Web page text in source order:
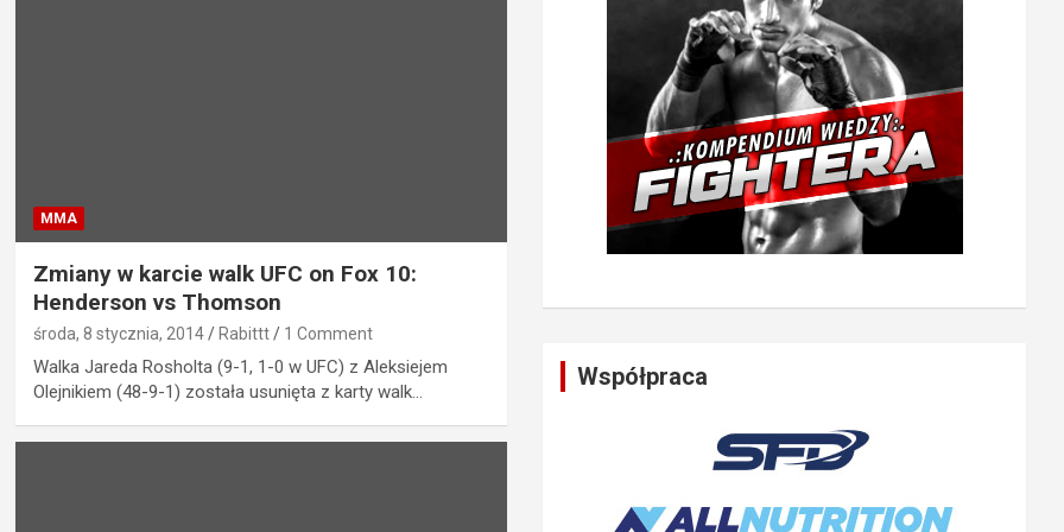
MMA
Zmiany w karcie walk UFC on Fox 10:
Henderson vs Thomson
środa, 8 stycznia, 2014 Rabittt 1 Comment
Walka Jareda Rosholta (9-1, 1-0 w UFC) z Aleksiejem
Olejnikiem (48-9-1) została usunięta z karty walk…
Współpraca